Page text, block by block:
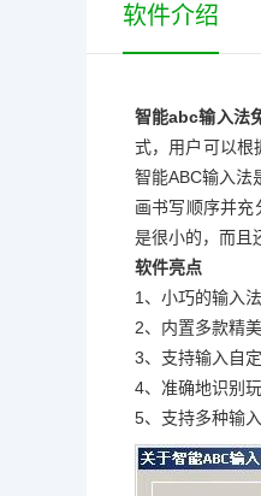
软件介绍
智能abc输入法
式，用户可以根
智能ABC输入法
画书写顺序并
是很小的，而且
软件亮点
1、小巧的输入
2、内置多款精
3、支持输入自
4、准确地识别
5、支持多种输